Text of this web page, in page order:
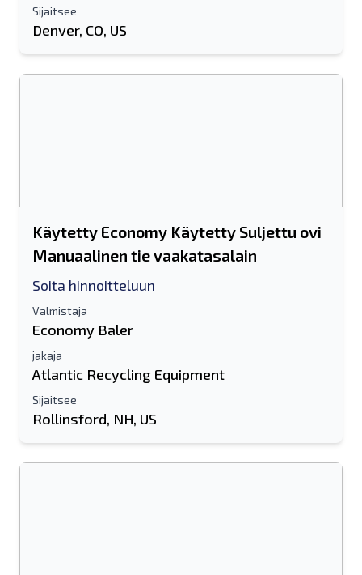
Sijaitsee
Denver, CO, US
Käytetty Economy Käytetty Suljettu ovi
Manuaalinen tie vaakatasalain
Soita hinnoitteluun
Valmistaja
Economy Baler
jakaja
Atlantic Recycling Equipment
Sijaitsee
Rollinsford, NH, US